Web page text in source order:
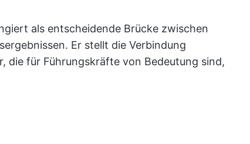
als entscheidende Brücke zwischen
Er stellt die Verbindung
die für Führungskräfte von Bedeutung sind,